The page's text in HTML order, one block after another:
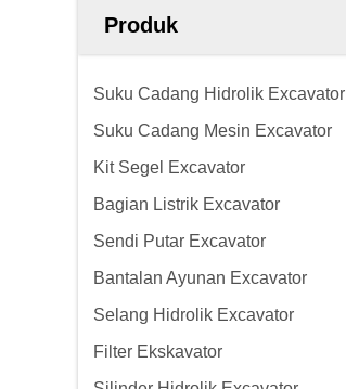
Produk
Suku Cadang Hidrolik Excavator
Suku Cadang Mesin Excavator
Kit Segel Excavator
Bagian Listrik Excavator
Sendi Putar Excavator
Bantalan Ayunan Excavator
Selang Hidrolik Excavator
Filter Ekskavator